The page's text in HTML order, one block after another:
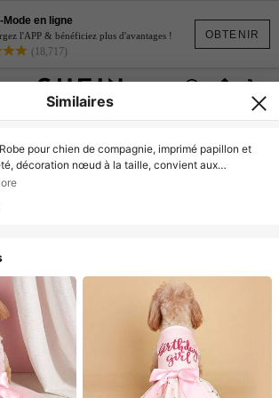
OBTENIR
Mode en ligne
l'APP & bénéficiez plus d'avantages !
(18,717)
Similaires
pour chien de compagnie, imprimé papillon et
décoration nœud à la taille, convient aux
chiens, chats, vêtements légers pour animaux
pour l'été